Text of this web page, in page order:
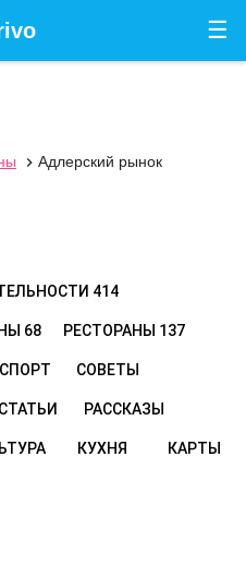
☰
 Адлерский рынок
414
68 РЕСТОРАНЫ 137
СОВЕТЫ
СТАТЬИ РАССКАЗЫ
КУХНЯ КАРТЫ